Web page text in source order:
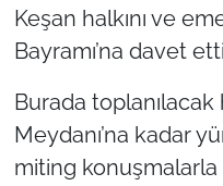
Keşan halkını ve
Bayramı’na davet
Burada
Meydanı’na kadar
miting
Güvenlik
Genel